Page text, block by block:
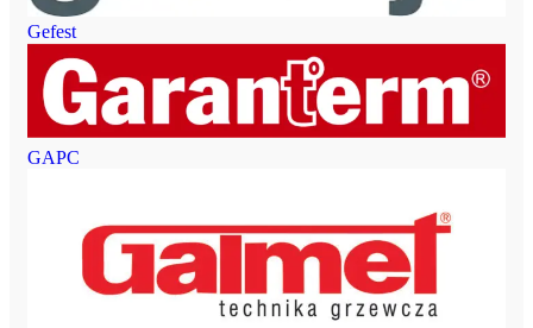
Gefest
GAPC